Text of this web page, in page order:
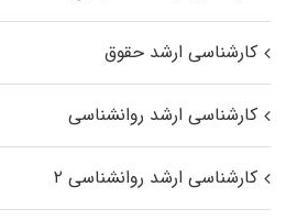
کارشناسی ارشد حقوق
کارشناسی ارشد روانشناسی
کارشناسی ارشد روانشناسی ۲